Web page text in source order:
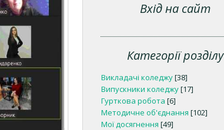
Вхід на сайт
Категорії розділу
Викладачі коледжу[38]
Випускники коледжу[17]
Гурткова робота [6]
Методичне об'єднання [102]
Мої досягнення [49]